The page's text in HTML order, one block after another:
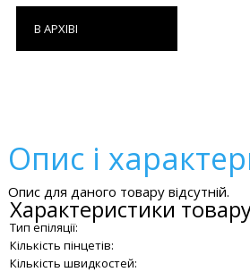
В АРХІВІ
Опис і
Опис для даного товару відсутній.
Характеристики
Тип епіляції:
Кількість пінцетів:
Кількість швидкостей: